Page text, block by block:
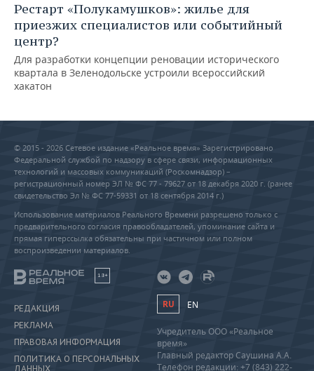
Рестарт «Полукамушков»: жилье для
приезжих специалистов или событийный
центр?
Для разработки концепции реновации исторического
квартала в Зеленодольске устроили всероссийский
хакатон
© 2015 - 2026 Сетевое издание «Реальное время» Зарегистрировано
Федеральной службой по надзору в сфере связи, информационных
технологий и массовых коммуникаций (Роскомнадзор) –
регистрационный номер ЭЛ № ФС 77 - 79627 от 18 декабря 2020 г. (ранее
свидетельство Эл № ФС 77-59331 от 18 сентября 2014 г.)
Использование материалов Реального Времени разрешено только с
предварительного согласия правообладателей, упоминание сайта и
прямая гиперссылка обязательны при частичном или полном
воспроизведении материалов.
18+
РЕДАКЦИЯ
РЕКЛАМА
ПРАВОВАЯ ИНФОРМАЦИЯ
ПОЛИТИКА О ПЕРСОНАЛЬНЫХ
ДАННЫХ
RU EN
Учредитель ООО «Реальное
время»
Главный редактор Саушина А.А.
Телефон редакции: +7 (843) 222-